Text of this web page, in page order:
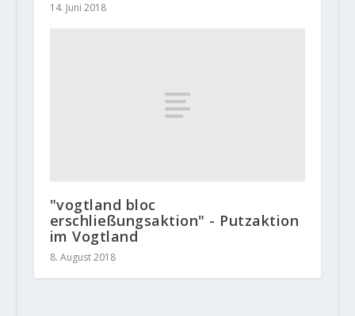
14. Juni 2018
"vogtland bloc
erschließungsaktion" - Putzaktion
im Vogtland
8. August 2018